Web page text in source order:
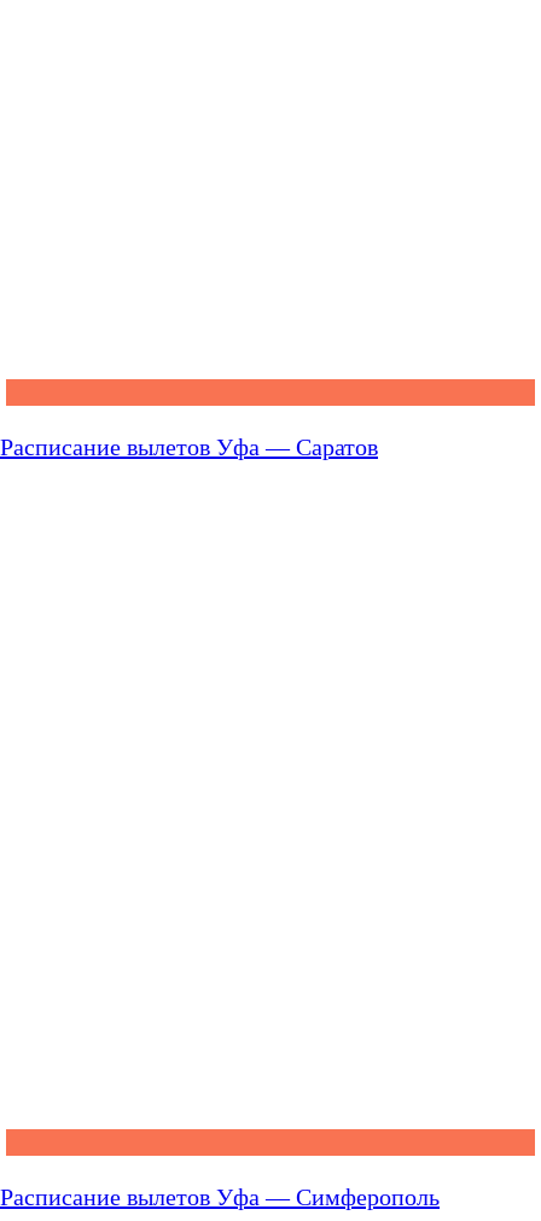
Расписание вылетов Уфа — Саратов
Расписание вылетов Уфа — Симферополь